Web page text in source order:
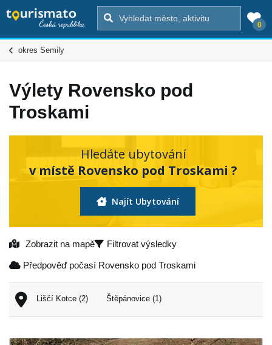
0
okres Semily
Výlety Rovensko pod
Troskami
Hledáte ubytování
v místě Rovensko pod Troskami ?
Najít Ubytování
Zobrazit na mapě Filtrovat výsledky
Předpověď počasí Rovensko pod Troskami
Liščí Kotce (2) Štěpánovice (1)